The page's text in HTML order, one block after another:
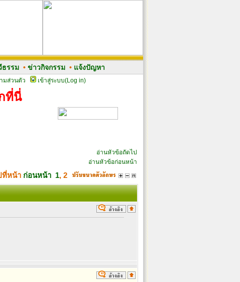
ธรรม• ข่าวกิจกรรม• แจ้งปัญหา
มส่วนตัว เข้าสู่ระบบ(Log in)
ที่นี่
อ่านหัวข้อถัดไป
อ่านหัวข้อก่อนหน้า
ที่หน้า ก่อนหน้า 1, 2